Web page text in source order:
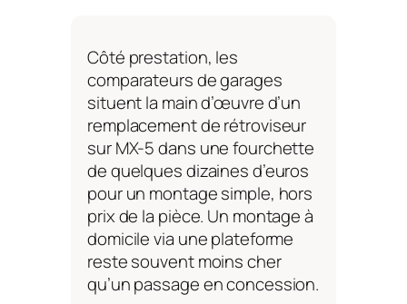
Côté prestation, les
comparateurs de garages
situent la main d’œuvre d’un
remplacement de rétroviseur
sur MX-5 dans une fourchette
de quelques dizaines d’euros
pour un montage simple, hors
prix de la pièce. Un montage à
domicile via une plateforme
reste souvent moins cher
qu’un passage en concession.